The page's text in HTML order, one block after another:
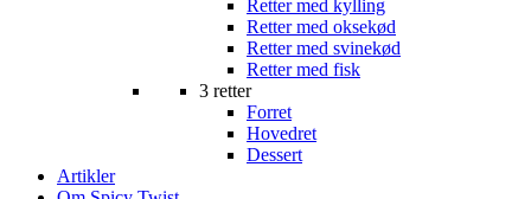
Retter med kylling
Retter med oksekød
Retter med svinekød
Retter med fisk
3 retter
Forret
Hovedret
Dessert
Artikler